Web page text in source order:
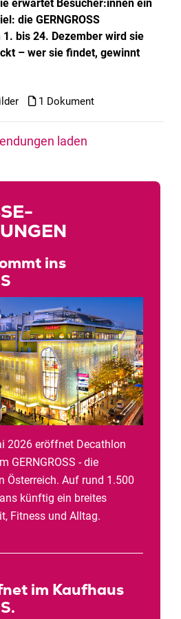
erwartet Besucher:innen ein
die GERNGROSS
bis 24. Dezember wird sie
– wer sie findet, gewinnt
1 Dokument
laden
ins
2026 eröffnet Decathlon
GERNGROSS - die
Österreich. Auf rund 1.500
künftig ein breites
Fitness und Alltag.
im Kaufhaus